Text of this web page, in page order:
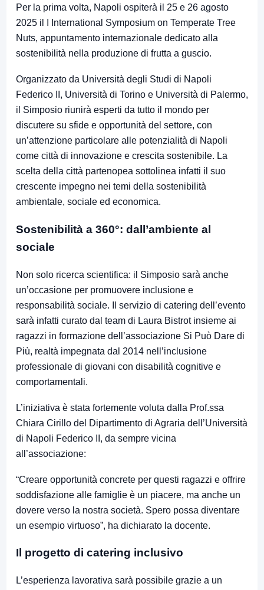
Per la prima volta, Napoli ospiterà il 25 e 26 agosto
2025 il I International Symposium on Temperate Tree
Nuts, appuntamento internazionale dedicato alla
sostenibilità nella produzione di frutta a guscio.
Organizzato da Università degli Studi di Napoli
Federico II, Università di Torino e Università di Palermo,
il Simposio riunirà esperti da tutto il mondo per
discutere su sfide e opportunità del settore, con
un’attenzione particolare alle potenzialità di Napoli
come città di innovazione e crescita sostenibile. La
scelta della città partenopea sottolinea infatti il suo
crescente impegno nei temi della sostenibilità
ambientale, sociale ed economica.
Sostenibilità a 360°: dall’ambiente al
sociale
Non solo ricerca scientifica: il Simposio sarà anche
un’occasione per promuovere inclusione e
responsabilità sociale. Il servizio di catering dell’evento
sarà infatti curato dal team di Laura Bistrot insieme ai
ragazzi in formazione dell’associazione Si Può Dare di
Più, realtà impegnata dal 2014 nell’inclusione
professionale di giovani con disabilità cognitive e
comportamentali.
L’iniziativa è stata fortemente voluta dalla Prof.ssa
Chiara Cirillo del Dipartimento di Agraria dell’Università
di Napoli Federico II, da sempre vicina
all’associazione:
“Creare opportunità concrete per questi ragazzi e offrire
soddisfazione alle famiglie è un piacere, ma anche un
dovere verso la nostra società. Spero possa diventare
un esempio virtuoso”, ha dichiarato la docente.
Il progetto di catering inclusivo
L’esperienza lavorativa sarà possibile grazie a un